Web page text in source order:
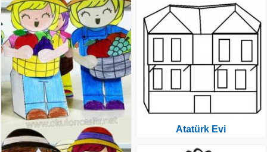
Atatürk Evi